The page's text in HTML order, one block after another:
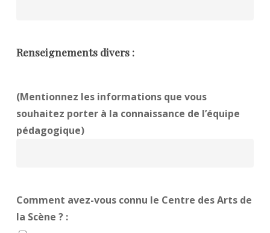
Renseignements divers :
(Mentionnez les informations que vous
souhaitez porter à la connaissance de l’équipe
pédagogique)
Comment avez-vous connu le Centre des Arts de
la Scène ? :